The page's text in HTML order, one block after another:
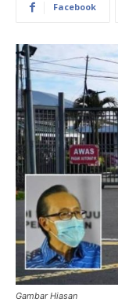
Facebook
Gambar Hiasan